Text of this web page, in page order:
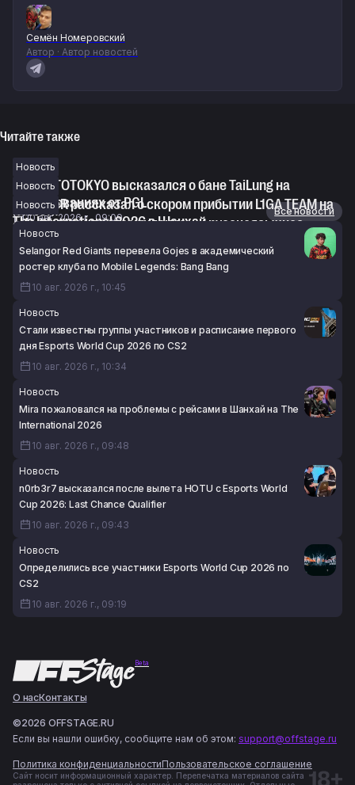
Семён Номеровский
Автор · Автор новостей
Читайте также
Новость
TORONTOTOKYO высказался о бане TaiLung на
соревнованиях от PGL
10 авг. 2026 г., 09:09
Новость
StrangeR рассказал о скором прибытии L1GA TEAM на
The International 2026 в Шанхай
10 авг. 2026 г., 08:34
Новость
«Не думаю, что это усиление» — русскоязычное
комьюнити Dota 2 о вступлении Topson в LGD Gaming
10 авг. 2026 г., 07:52
Новости
Все новости
Новость
Selangor Red Giants перевела Gojes в академический
ростер клуба по Mobile Legends: Bang Bang
10 авг. 2026 г., 10:45
Новость
Стали известны группы участников и расписание первого
дня Esports World Cup 2026 по CS2
10 авг. 2026 г., 10:34
Новость
Mira пожаловался на проблемы с рейсами в Шанхай на The
International 2026
10 авг. 2026 г., 09:48
Новость
n0rb3r7 высказался после вылета HOTU с Esports World
Cup 2026: Last Chance Qualifier
10 авг. 2026 г., 09:43
Новость
Определились все участники Esports World Cup 2026 по
CS2
10 авг. 2026 г., 09:19
Beta
О насКонтакты
©2026 OFFSTAGE.RU
Если вы нашли ошибку, сообщите нам об этом: support@offstage.ru
Политика конфиденциальностиПользовательское соглашение
Сайт носит информационный характер. Перепечатка материалов сайта